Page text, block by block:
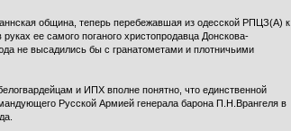
община, теперь перебежавшая из одесской РПЦЗ(А) к
ее самого поганого христопродавца Донскова-
не высадились бы с гранатометами и плотничьими
и ИПХ вполне понятно, что единственной
Русской Армией генерала барона П.Н.Врангеля в